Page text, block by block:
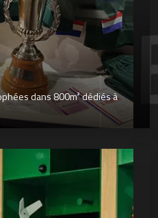
dans 800m² dédiés à